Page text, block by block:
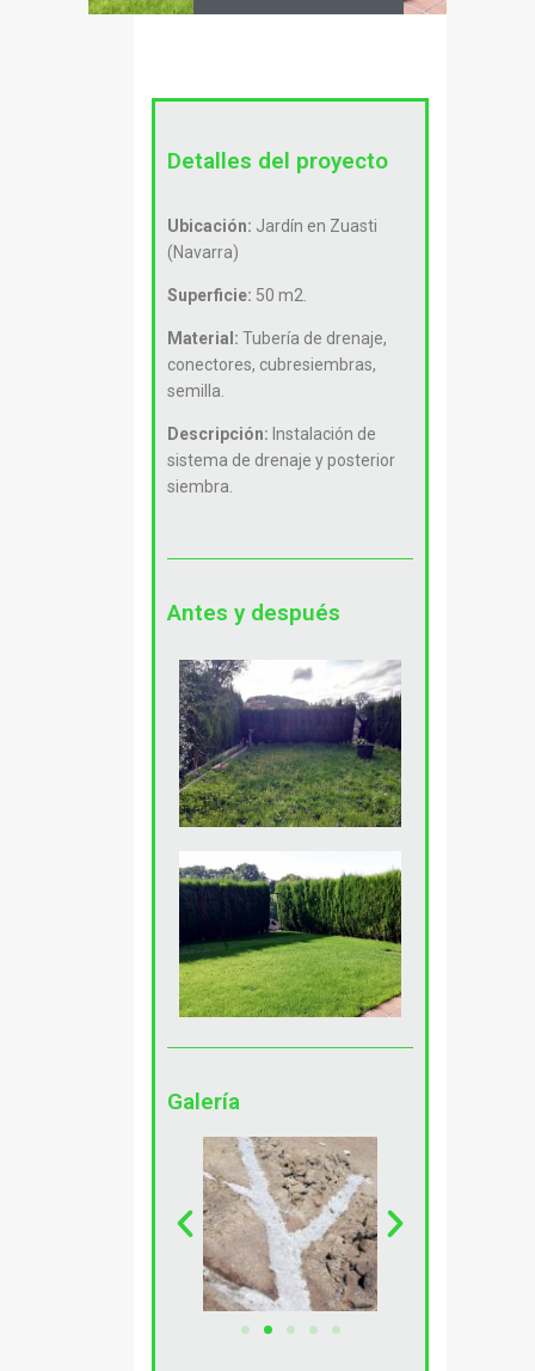
Detalles del proyecto
Ubicación: Jardín en Zuasti
(Navarra)
Superficie: 50 m2.
Material: Tubería de drenaje,
conectores, cubresiembras,
semilla.
Descripción: Instalación de
sistema de drenaje y posterior
siembra.
Antes y después
Galería